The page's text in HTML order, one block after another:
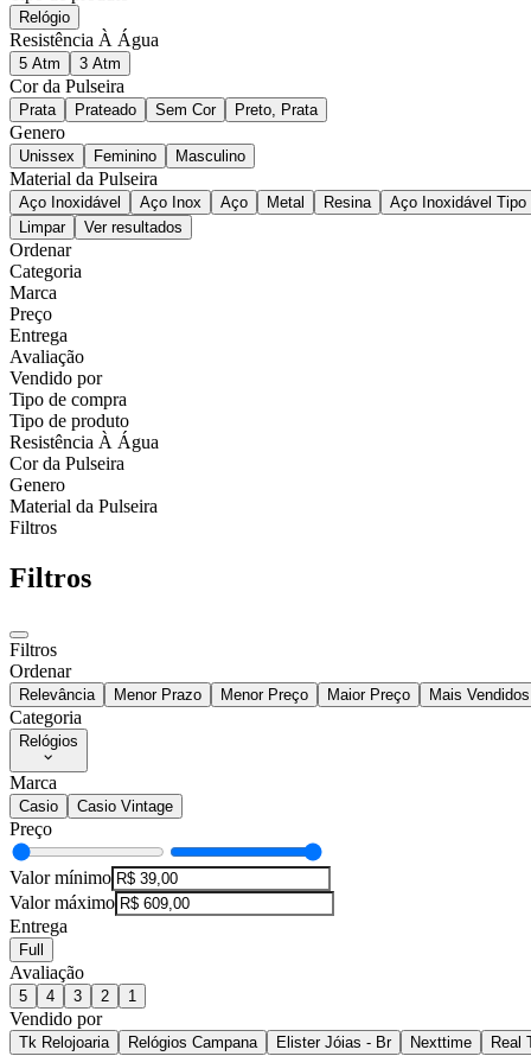
Relógio
Resistência À Água
5 Atm 3 Atm
Cor da Pulseira
Prata Prateado Sem Cor Preto, Prata
Genero
Unissex Feminino Masculino
Material da Pulseira
Aço Inoxidável Aço Inox Aço Metal Resina Aço Inoxidável Tipo
Limpar
Ver resultados
Ordenar
Categoria
Marca
Preço
Entrega
Avaliação
Vendido por
Tipo de compra
Tipo de produto
Resistência À Água
Cor da Pulseira
Genero
Material da Pulseira
Filtros
Filtros
Filtros
Ordenar
Relevância Menor Prazo Menor Preço Maior Preço Mais Vendidos
Categoria
Relógios
Marca
Casio Casio Vintage
Preço
Valor mínimo
Valor máximo
Entrega
Full
Avaliação
5 4 3 2 1
Vendido por
Tk Relojoaria Relógios Campana Elister Jóias - Br Nexttime Real